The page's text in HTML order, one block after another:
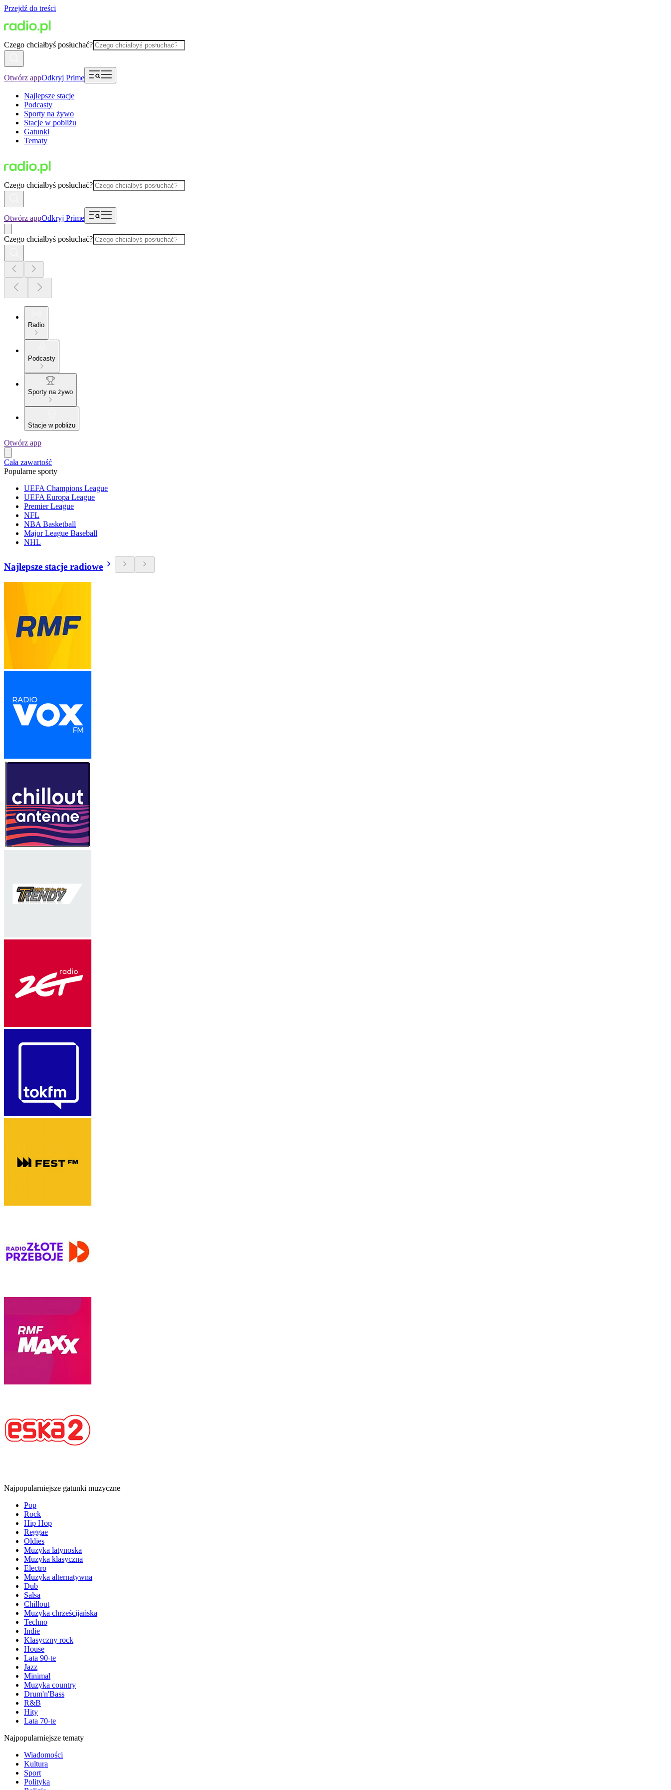
Przejdź do treści
Czego chciałbyś posłuchać?
Otwórz appOdkryj Prime
Najlepsze stacje
Podcasty
Sporty na żywo
Stacje w pobliżu
Gatunki
Tematy
Czego chciałbyś posłuchać?
Otwórz appOdkryj Prime
Czego chciałbyś posłuchać?
Radio
Podcasty
Sporty na żywo
Stacje w pobliżu
Otwórz app
Cała zawartość
Popularne sporty
UEFA Champions League
UEFA Europa League
Premier League
NFL
NBA Basketball
Major League Baseball
NHL
Najlepsze stacje radiowe
Najpopularniejsze gatunki muzyczne
Pop
Rock
Hip Hop
Reggae
Oldies
Muzyka latynoska
Muzyka klasyczna
Electro
Muzyka alternatywna
Dub
Salsa
Chillout
Muzyka chrześcijańska
Techno
Indie
Klasyczny rock
House
Lata 90-te
Jazz
Minimal
Muzyka country
Drum'n'Bass
R&B
Hity
Lata 70-te
Najpopularniejsze tematy
Wiadomości
Kultura
Sport
Polityka